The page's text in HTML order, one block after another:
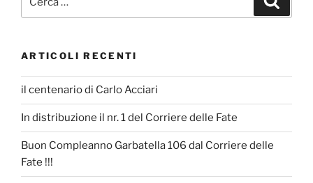
ARTICOLI RECENTI
il centenario di Carlo Acciari
In distribuzione il nr. 1 del Corriere delle Fate
Buon Compleanno Garbatella 106 dal Corriere delle
Fate !!!